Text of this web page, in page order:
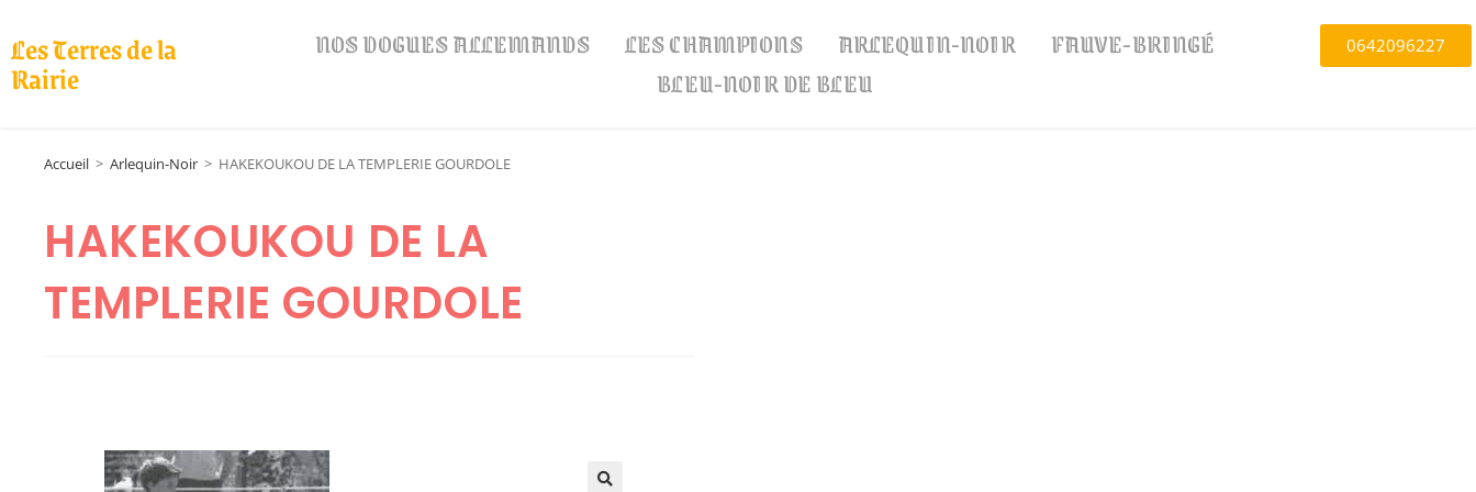
Les Terres de la
Rairie
NOS DOGUES ALLEMANDS LES CHAMPIONS ARLEQUIN-NOIR
FAUVE-BRINGÉ
BLEU-NOIR DE BLEU
0642096227
Accueil > Arlequin-Noir > HAKEKOUKOU DE LA TEMPLERIE GOURDOLE
HAKEKOUKOU DE LA
TEMPLERIE GOURDOLE